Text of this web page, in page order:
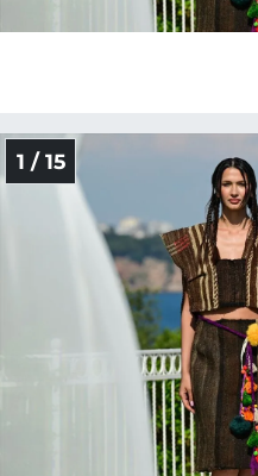
1 / 15